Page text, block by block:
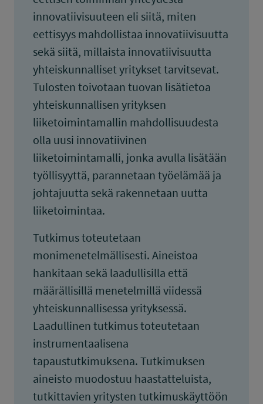
innovatiivisuuteen eli siitä, miten
eettisyys mahdollistaa innovatiivisuutta
sekä siitä, millaista innovatiivisuutta
yhteiskunnalliset yritykset tarvitsevat.
Tulosten toivotaan tuovan lisätietoa
yhteiskunnallisen yrityksen
liiketoimintamallin mahdollisuudesta
olla uusi innovatiivinen
liiketoimintamalli, jonka avulla lisätään
työllisyyttä, parannetaan työelämää ja
johtajuutta sekä rakennetaan uutta
liiketoimintaa.
Tutkimus toteutetaan
monimenetelmällisesti. Aineistoa
hankitaan sekä laadullisilla että
määrällisillä menetelmillä viidessä
yhteiskunnallisessa yrityksessä.
Laadullinen tutkimus toteutetaan
instrumentaalisena
tapaustutkimuksena. Tutkimuksen
aineisto muodostuu haastatteluista,
tutkittavien yritysten tutkimuskäyttöön